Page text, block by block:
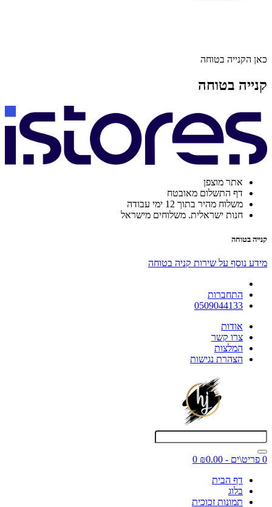
כאן הקנייה בטוחה
קנייה בטוחה
אתר מוצפן
דף התשלום מאובטח
משלוח מהיר בתוך 12 ימי עבודה
חנות ישראלית. משלוחים מישראל
קנייה בטוחה
מידע נוסף על שירות קניה בטוחה
התחברות
0509044133
אודות
צרו קשר
המלצות
הצהרת נגישות
0 פריט\ים - ₪0.00
0
דף הבית
בלוג
תמונות זכוכית